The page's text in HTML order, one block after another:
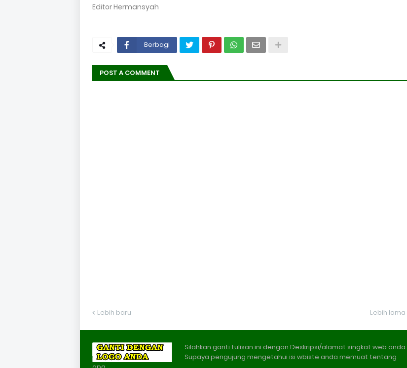
Editor Hermansyah
Berbagi
POST A COMMENT
Lebih baru Lebih lama
Silahkan ganti tulisan ini dengan Deskripsi/alamat singkat web anda.
Supaya pengujung mengetahui isi wbiste anda memuat tentang